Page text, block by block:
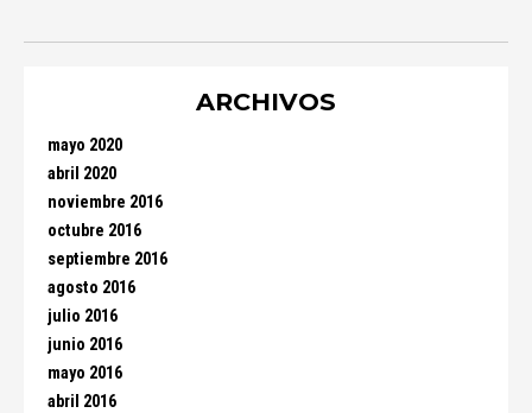
ARCHIVOS
mayo 2020
abril 2020
noviembre 2016
octubre 2016
septiembre 2016
agosto 2016
julio 2016
junio 2016
mayo 2016
abril 2016